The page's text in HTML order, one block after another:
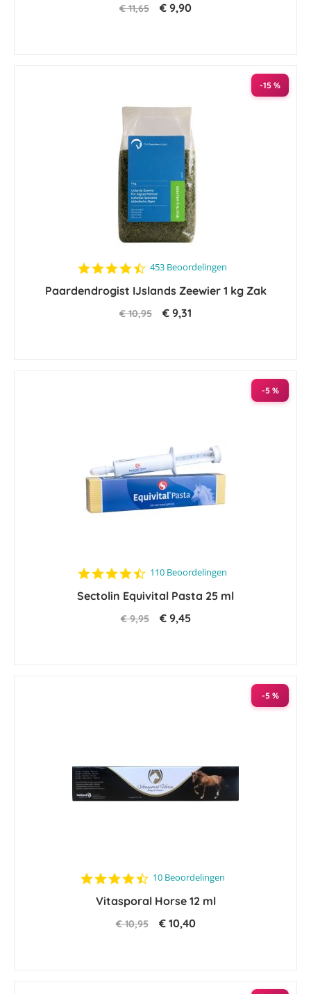
€ 11,65 € 9,90
-15 %
4.5
rating
453 Beoordelingen
Paardendrogist IJslands Zeewier 1 kg Zak
€ 10,95 € 9,31
-5 %
4.5
rating
110 Beoordelingen
Sectolin Equivital Pasta 25 ml
€ 9,95 € 9,45
-5 %
4.6
rating
10 Beoordelingen
Vitasporal Horse 12 ml
€ 10,95 € 10,40